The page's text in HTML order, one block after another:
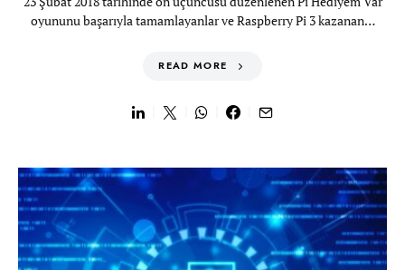
oyununu başarıyla tamamlayanlar ve Raspberry Pi 3 kazanan…
READ MORE